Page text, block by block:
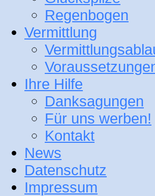
Regenbogen
Vermittlung
Ihre Hilfe
Danksagungen
Für uns werben!
Kontakt
News
Datenschutz
Impressum